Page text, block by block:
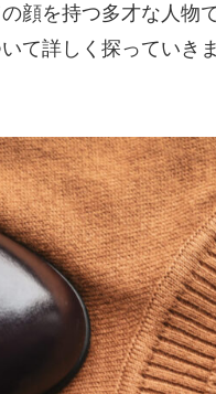
顔を持つ多才な人物
て詳しく探っていき